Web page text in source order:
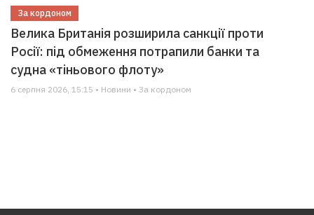
За кордоном
Велика Британія розширила санкції проти
Росії: під обмеження потрапили банки та
судна «тіньового флоту»
6 серпня 2026, 15:15 • Новини • За кордоном